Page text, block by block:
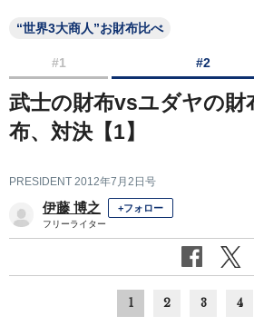
“世界3大商人”お財布比べ
#1 #2
武士の財布vsユダヤの財
布、対決【1】
PRESIDENT 2012年7月2日号
伊藤 博之 +フォロー
フリーライター
1 2 3 4